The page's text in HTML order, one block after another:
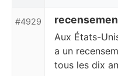
#4929
Aux États-
a un
tous les dix